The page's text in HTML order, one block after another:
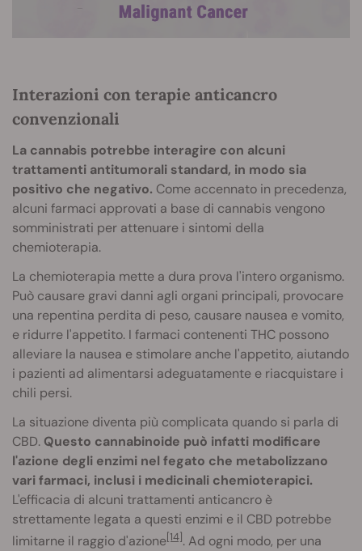
Interazioni con terapie anticancro
convenzionali
La cannabis potrebbe interagire con alcuni
trattamenti antitumorali standard, in modo sia
positivo che negativo. Come accennato in precedenza,
alcuni farmaci approvati a base di cannabis vengono
somministrati per attenuare i sintomi della
chemioterapia.
La chemioterapia mette a dura prova l'intero organismo.
Può causare gravi danni agli organi principali, provocare
una repentina perdita di peso, causare nausea e vomito,
e ridurre l'appetito. I farmaci contenenti THC possono
alleviare la nausea e stimolare anche l'appetito, aiutando
i pazienti ad alimentarsi adeguatamente e riacquistare i
chili persi.
La situazione diventa più complicata quando si parla di
CBD. Questo cannabinoide può infatti modificare
l'azione degli enzimi nel fegato che metabolizzano
vari farmaci, inclusi i medicinali chemioterapici.
L'efficacia di alcuni trattamenti anticancro è
strettamente legata a questi enzimi e il CBD potrebbe
limitarne il raggio d'azione[14]. Ad ogni modo, per una